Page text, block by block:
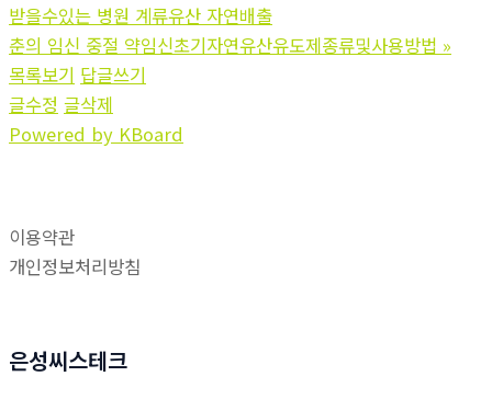
받을수있는 병원 계류유산 자연배출
춘의 임신 중절 약임신초기자연유산유도제종류및사용방법 »
목록보기 답글쓰기
글수정 글삭제
Powered by KBoard
이용약관
개인정보처리방침
은성씨스테크